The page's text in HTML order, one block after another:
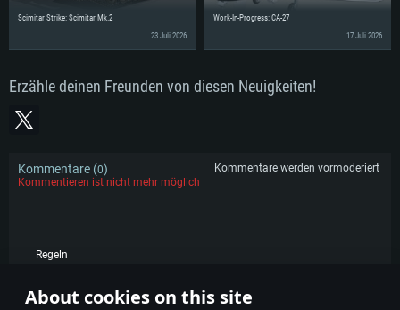
About cookies on this site
Scimitar Strike: Scimitar Mk.2
23 Juli 2026
Work-In-Progress: CA-27
17 Juli 2026
Erzähle deinen Freunden von diesen Neuigkeiten!
Kommentare (0)
Kommentare werden vormoderiert
Kommentieren ist nicht mehr möglich
Regeln